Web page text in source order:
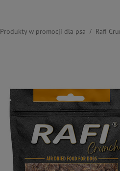
Produkty w promocji dla psa Rafi